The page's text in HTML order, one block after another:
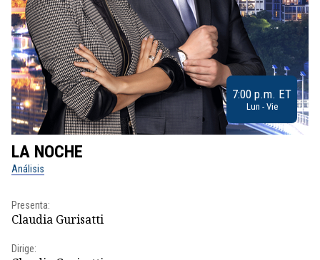
7:00 p.m. ET
Lun - Vie
LA NOCHE
Análisis
Presenta:
Claudia Gurisatti
Dirige: